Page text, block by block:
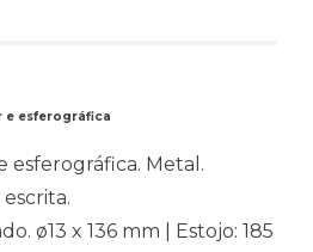
e esferográfica
Metal.
ø13 x 136 mm | Estojo: 185